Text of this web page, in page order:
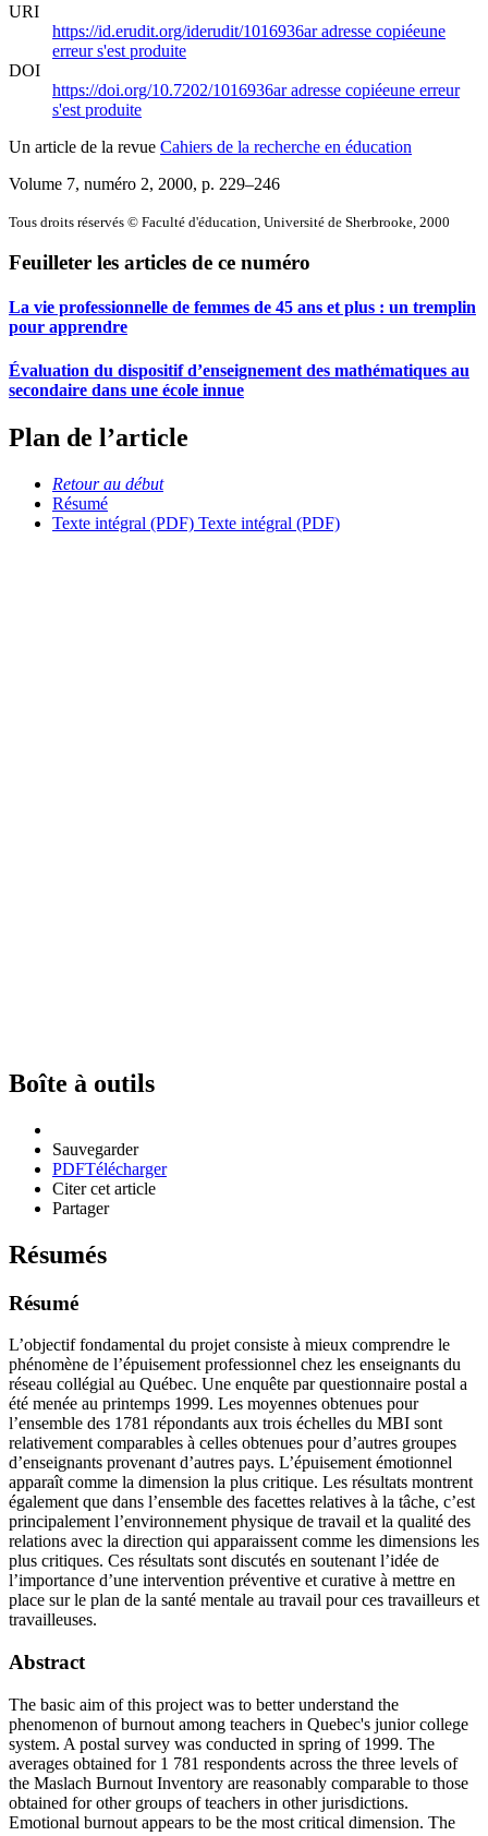
URI
https://id.erudit.org/iderudit/1016936aradresse copiéeune
erreur s'est produite
DOI
https://doi.org/10.7202/1016936aradresse copiéeune erreur
s'est produite
Un article de la revue Cahiers de la recherche en éducation
Volume 7, numéro 2, 2000, p. 229–246
Tous droits réservés © Faculté d'éducation, Université de Sherbrooke, 2000
Feuilleter les articles de ce numéro
La vie professionnelle de femmes de 45 ans et plus : un tremplin
pour apprendre
Évaluation du dispositif d’enseignement des mathématiques au
secondaire dans une école innue
Plan de l’article
Retour au début
Résumé
Texte intégral (PDF) Texte intégral (PDF)
Boîte à outils
Sauvegarder
PDFTélécharger
Citer cet article
Partager
Résumés
Résumé
L’objectif fondamental du projet consiste à mieux comprendre le
phénomène de l’épuisement professionnel chez les enseignants du
réseau collégial au Québec. Une enquête par questionnaire postal a
été menée au printemps 1999. Les moyennes obtenues pour
l’ensemble des 1781 répondants aux trois échelles du MBI sont
relativement comparables à celles obtenues pour d’autres groupes
d’enseignants provenant d’autres pays. L’épuisement émotionnel
apparaît comme la dimension la plus critique. Les résultats montrent
également que dans l’ensemble des facettes relatives à la tâche, c’est
principalement l’environnement physique de travail et la qualité des
relations avec la direction qui apparaissent comme les dimensions les
plus critiques. Ces résultats sont discutés en soutenant l’idée de
l’importance d’une intervention préventive et curative à mettre en
place sur le plan de la santé mentale au travail pour ces travailleurs et
travailleuses.
Abstract
The basic aim of this project was to better understand the
phenomenon of burnout among teachers in Quebec's junior college
system. A postal survey was conducted in spring of 1999. The
averages obtained for 1 781 respondents across the three levels of
the Maslach Burnout Inventory are reasonably comparable to those
obtained for other groups of teachers in other jurisdictions.
Emotional burnout appears to be the most critical dimension. The